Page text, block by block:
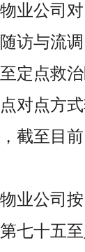
业公司
访与流
定点救
对点方
截至目
业公司
七十五